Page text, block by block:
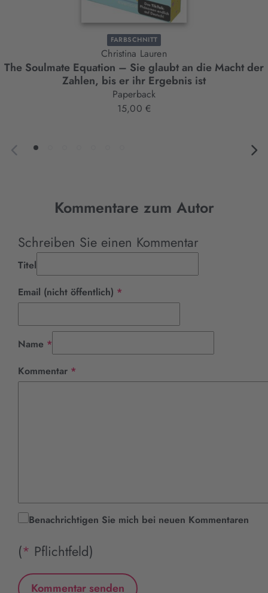
FARBSCHNITT
Christina Lauren
The Soulmate Equation – Sie glaubt an die Macht der
Zahlen, bis er ihr Ergebnis ist
Paperback
15,00 €
Kommentare zum Autor
Schreiben Sie einen Kommentar
Titel
Email (nicht öffentlich) *
Name *
Kommentar *
Benachrichtigen Sie mich bei neuen Kommentaren
(* Pflichtfeld)